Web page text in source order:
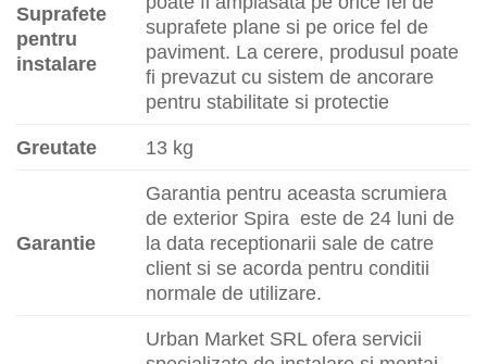
Suprafete
pentru
instalare
suprafete plane si pe orice fel de
paviment. La cerere, produsul poate
fi prevazut cu sistem de ancorare
pentru stabilitate si protectie
Greutate
13 kg
Garantie
Garantia pentru aceasta scrumiera
de exterior Spira este de 24 luni de
la data receptionarii sale de catre
client si se acorda pentru conditii
normale de utilizare.
Urban Market SRL ofera servicii